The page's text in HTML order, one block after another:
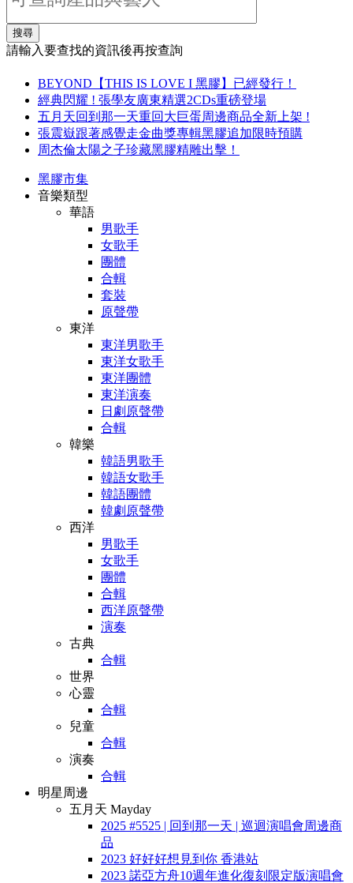
搜尋
請輸入要查找的資訊後再按查詢
BEYOND【THIS IS LOVE I 黑膠】已經發行！
經典閃耀 ! 張學友廣東精選2CDs重磅登場
五月天回到那一天重回大巨蛋周邊商品全新上架 !
張震嶽跟著感覺走金曲獎專輯黑膠追加限時預購
周杰倫太陽之子珍藏黑膠精雕出擊！
黑膠市集
音樂類型
華語
男歌手
女歌手
團體
合輯
套裝
原聲帶
東洋
東洋男歌手
東洋女歌手
東洋團體
東洋演奏
日劇原聲帶
合輯
韓樂
韓語男歌手
韓語女歌手
韓語團體
韓劇原聲帶
西洋
男歌手
女歌手
團體
合輯
西洋原聲帶
演奏
古典
合輯
世界
心靈
合輯
兒童
合輯
演奏
合輯
明星周邊
五月天 Mayday
2025 #5525 | 回到那一天 | 巡迴演唱會周邊商
品
2023 好好好想見到你 香港站
2023 諾亞方舟10週年進化復刻限定版演唱會